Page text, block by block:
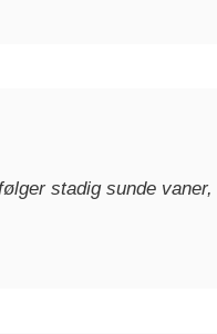
stadig sunde vaner,